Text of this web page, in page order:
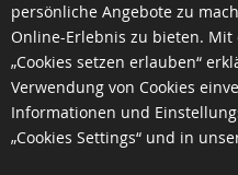
persönliche Angebote zu
Online-Erlebnis zu bieten.
„Cookies setzen erlauben“
Verwendung von Cookies
Informationen und
„Cookies Settings“ und in